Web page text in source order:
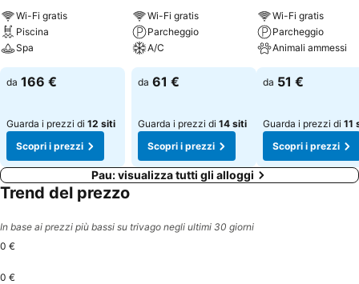
Wi-Fi gratis
Piscina
Spa
da 166 €
Guarda i prezzi di 12 siti
Scopri i prezzi
Wi-Fi gratis
Parcheggio
A/C
da 61 €
Guarda i prezzi di 14 siti
Scopri i prezzi
Wi-Fi gratis
Parcheggio
Animali ammessi
da 51 €
Guarda i prezzi di 11
Scopri i prezzi
Pau: visualizza tutti gli alloggi
Trend del prezzo
In base ai prezzi più bassi su trivago negli ultimi 30 giorni
0 €
0 €